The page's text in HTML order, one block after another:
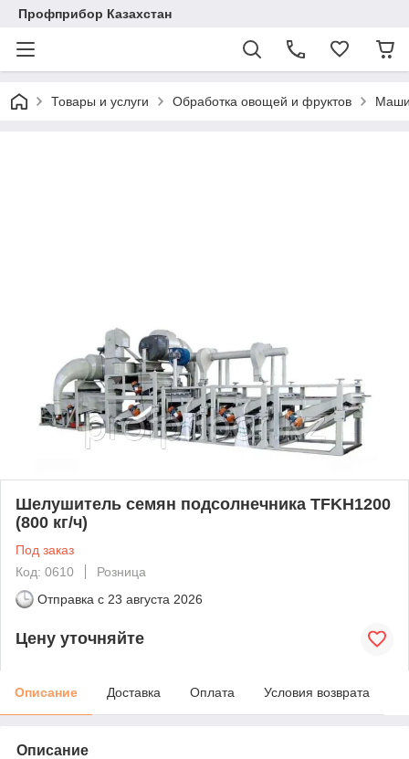
Профприбор Казахстан
Товары и услуги Обработка овощей и фруктов
Шелушитель семян подсолнечника TFKH1200
(800 кг/ч)
Под заказ
Код: 0610
Розница
Отправка с 23 августа 2026
Цену уточняйте
Описание Доставка Оплата Условия возврата
Описание